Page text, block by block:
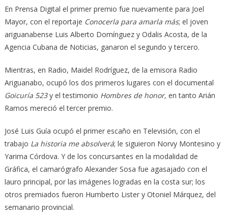
En Prensa Digital el primer premio fue nuevamente para Joel
Mayor, con el reportaje Conocerla para amarla más; el joven
ariguanabense Luis Alberto Domínguez y Odalis Acosta, de la
Agencia Cubana de Noticias, ganaron el segundo y tercero.
Mientras, en Radio, Maidel Rodríguez, de la emisora Radio
Ariguanabo, ocupó los dos primeros lugares con el documental
Goicuría 523y el testimonio Hombres de honor, en tanto Arián
Ramos mereció el tercer premio.
José Luis Guía ocupó el primer escaño en Televisión, con el
trabajo La historia me absolverá; le siguieron Norvy Montesino y
Yarima Córdova. Y de los concursantes en la modalidad de
Gráfica, el camarógrafo Alexander Sosa fue agasajado con el
lauro principal, por las imágenes logradas en la costa sur; los
otros premiados fueron Humberto Lister y Otoniel Márquez, del
semanario provincial.